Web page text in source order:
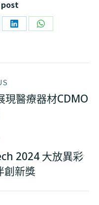
Share
LinkedIn
Share
WhatsApp
現醫療器材CDMO
2024 大放異彩
創新獎